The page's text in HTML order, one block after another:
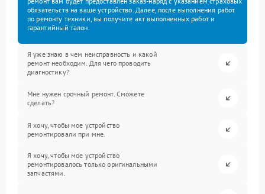
обязательств на ваше устройство. Далее, после выполнения работ
по ремонту техники, вы получите акт выполненных работ и
гарантийный талон.
Я уже знаю в чем неисправность и какой
ремонт необходим. Для чего проводить
диагностику?
Мне нужен срочный ремонт. Сможете
сделать?
Я хочу, чтобы мое устройство
ремонтировали при мне.
Я хочу, чтобы мое устройство
ремонтировалось только оригинальными
запчастями.